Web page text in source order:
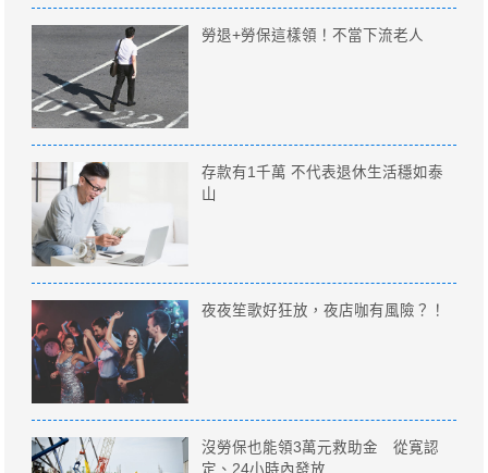
勞退+勞保這樣領！不當下流老人
存款有1千萬 不代表退休生活穩如泰
山
夜夜笙歌好狂放，夜店咖有風險？！
沒勞保也能領3萬元救助金 從寛認
定、24小時內發放